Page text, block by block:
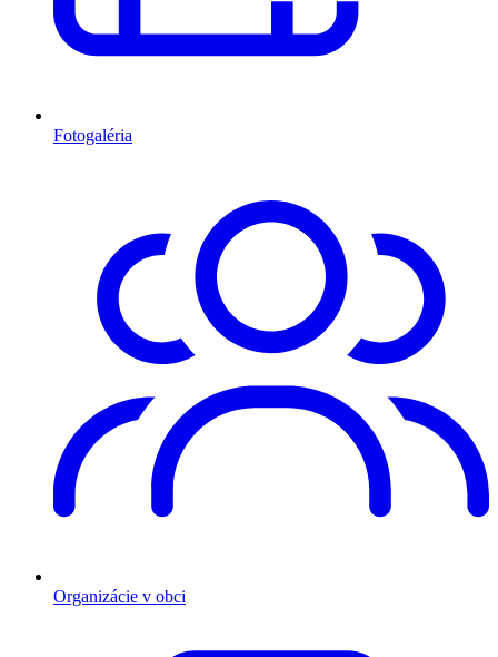
Fotogaléria
Organizácie v obci